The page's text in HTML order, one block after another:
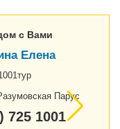
с Вами
Елена
Парус
725 1001